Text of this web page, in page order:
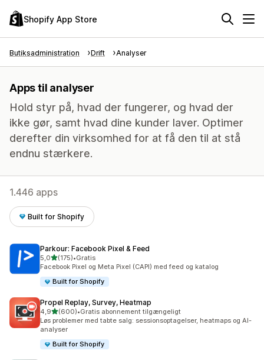
Shopify App Store
Butiksadministration Drift Analyser
Apps til analyser
Hold styr på, hvad der fungerer, og hvad der
ikke gør, samt hvad dine kunder laver. Optimer
derefter din virksomhed for at få den til at stå
endnu stærkere.
1.446 apps
Built for Shopify
Parkour: Facebook Pixel & Feed
5,0ud af 5 stjerner
(175)
175 anmeldelser i alt
•Gratis
Facebook Pixel og Meta Pixel (CAPI) med feed og katalog
Built for Shopify
Propel Replay, Survey, Heatmap
4,9ud af 5 stjerner
(600)
600 anmeldelser i alt
•Gratis abonnement tilgængeligt
Løs problemer med tabte salg: sessionsoptagelser, heatmaps og AI-
analyser
Built for Shopify